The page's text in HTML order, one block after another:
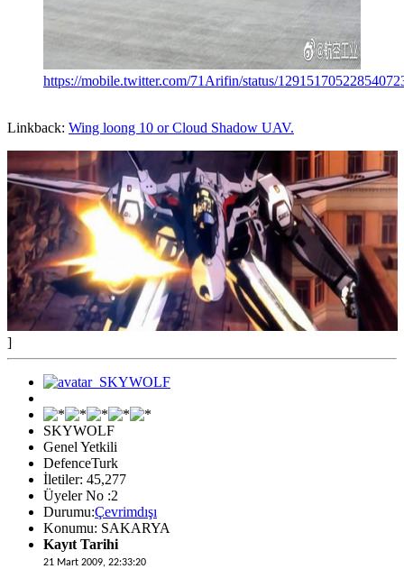
https://mobile.twitter.com/71Arifin/status/
Linkback: Wing loong 10 or Cloud Shadow UAV.
]
SKYWOLF
Genel Yetkili
DefenceTurk
İletiler: 45,277
Üyeler No :2
Durumu:Çevrimdışı
Konumu: SAKARYA
Kayıt Tarihi
21 Mart 2009, 22:33:20